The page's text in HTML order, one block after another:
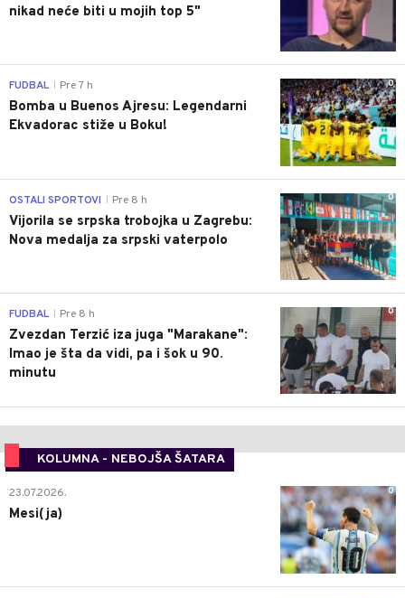
nikad neće biti u mojih top 5"
0
FUDBAL Pre 7 h
Bomba u Buenos Ajresu: Legendarni
Ekvadorac stiže u Boku!
0
OSTALI SPORTOVI Pre 8 h
Vijorila se srpska trobojka u Zagrebu:
Nova medalja za srpski vaterpolo
0
FUDBAL Pre 8 h
Zvezdan Terzić iza juga "Marakane":
Imao je šta da vidi, pa i šok u 90.
minutu
KOLUMNA - NEBOJŠA ŠATARA
0
23.07.2026.
Mesi(ja)